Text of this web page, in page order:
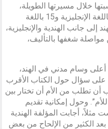
خلال مسيرتها الطويلة،
التي ألّفت خلالها 44 كتاباً، منها 29 باللغة الإنجليزية و15 باللغة
إلى جانب الهندية والإنجليزية،
شغفها بالتأليف،
أعلى وسام مدني في الهند،
على سؤال حول الكتاب الأقرب
أن تطلب من الأم أن تختار بين
وحول إمكانية تقديم
أجابت المؤلفة الهندية
الكثير من الإلحاح من بعض